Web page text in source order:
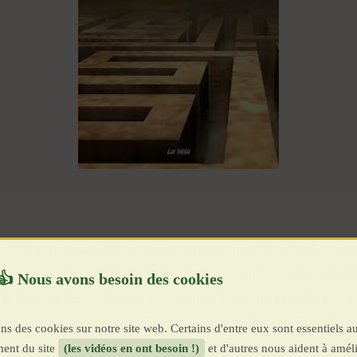
par « La Vela » et récemment édité, dont
qui va de la démystification des grands
l'hypothèse d'une discipline fondamentale
entretiens avec Franco Cardini, Paolo
des cookies sur notre site web. Certains d'entre eux sont essentiels au
du site
(les vidéos en ont besoin !)
et d'autres nous aident à